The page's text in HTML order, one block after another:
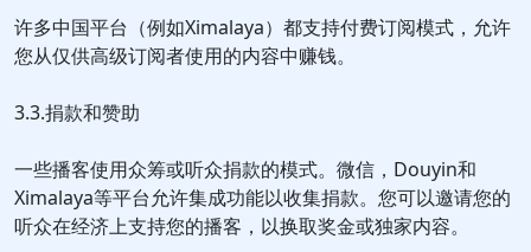
许多中国平台（例如Ximalaya）都支持付费订阅模式，允许
您从仅供高级订阅者使用的内容中赚钱。
3.3.捐款和赞助
一些播客使用众筹或听众捐款的模式。微信，Douyin和
Ximalaya等平台允许集成功能以收集捐款。您可以邀请您的
听众在经济上支持您的播客，以换取奖金或独家内容。